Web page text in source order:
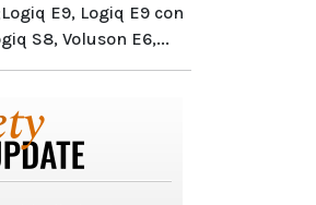
E9, Logiq E9 con
S8, Voluson E6,...